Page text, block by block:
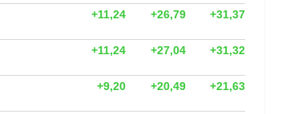
+11,24 +26,79 +31,37
+11,24 +27,04 +31,32
+9,20 +20,49 +21,63